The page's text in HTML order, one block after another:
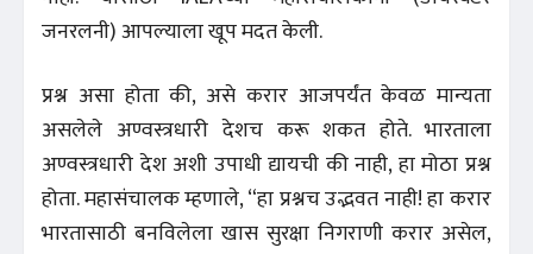
जनरलनी) आपल्याला खूप मदत केली.
प्रश्न असा होता की, असे करार आजपर्यंत केवळ मान्यता
असलेले अण्वस्त्रधारी देशच करू शकत होते. भारताला
अण्वस्त्रधारी देश अशी उपाधी द्यायची की नाही, हा मोठा प्रश्न
होता. महासंचालक म्हणाले, “हा प्रश्नच उद्भवत नाही! हा करार
भारतासाठी बनविलेला खास सुरक्षा निगराणी करार असेल,